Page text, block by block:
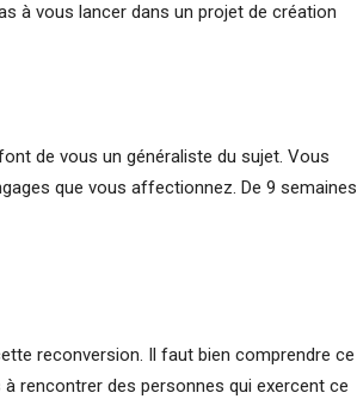
à vous lancer dans un projet de création
de vous un généraliste du sujet. Vous
que vous affectionnez. De 9 semaines
reconversion. Il faut bien comprendre ce
à rencontrer des personnes qui exercent ce